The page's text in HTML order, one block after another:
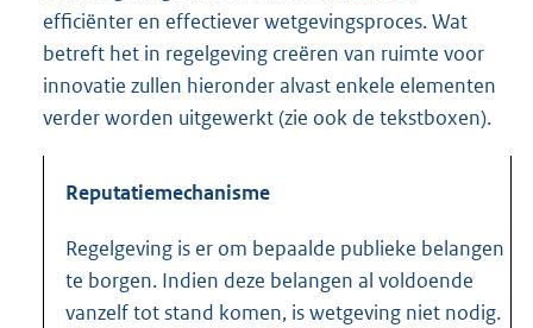
efficiënter en effectiever wetgevingsproces. Wat
betreft het in regelgeving creëren van ruimte voor
innovatie zullen hieronder alvast enkele elementen
verder worden uitgewerkt (zie ook de tekstboxen).
Reputatiemechanisme
Regelgeving is er om bepaalde publieke belangen
te borgen. Indien deze belangen al voldoende
vanzelf tot stand komen, is wetgeving niet nodig.